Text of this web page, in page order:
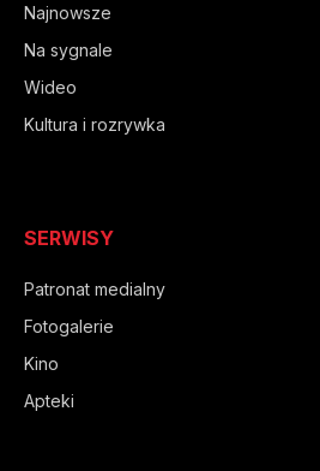
Najnowsze
Na sygnale
Wideo
Kultura i rozrywka
SERWISY
Patronat medialny
Fotogalerie
Kino
Apteki